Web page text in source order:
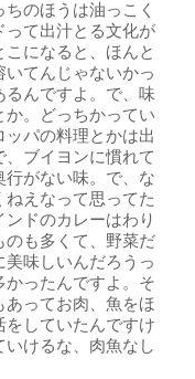
ちのほうは油っこく
って出汁とる文化が
になると、ほんと
てんじゃないかっ
んですよ。で、味
。どっちかってい
ッパの料理とかは出
ブイヨンに慣れて
行がない味。で、な
ねえなって思ってた
ドのカレーはわり
のも多くて、野菜だ
味しいんだろうっ
ったんですよ。そ
ってお肉、魚をほ
をしていたんですけ
いけるな、肉魚なし